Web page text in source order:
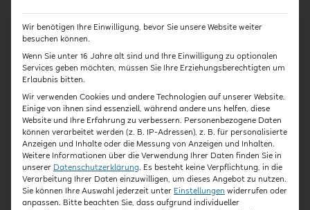
Die QiK Online-Akademie
feiert Geburtstag!
Heute feiern wir ein ganz besonderes Jubiläum! Vor
genau 5 Jahren, am 01.10.2019, sind wir mit unserer
Website und den ersten 16 Kursen online gegangen. […]
Wir benötigen Ihre Einwilligung, bevor Sie unsere Website weiter
besuchen können.
Wenn Sie unter 16 Jahre alt sind und Ihre Einwilligung zu optionalen
Services geben möchten, müssen Sie Ihre Erziehungsberechtigten um
Erlaubnis bitten.
Wir verwenden Cookies und andere Technologien auf unserer Website.
Einige von ihnen sind essenziell, während andere uns helfen, diese
Website und Ihre Erfahrung zu verbessern. Personenbezogene Daten
können verarbeitet werden (z. B. IP-Adressen), z. B. für personalisierte
Anzeigen und Inhalte oder die Messung von Anzeigen und Inhalten.
Weitere Informationen über die Verwendung Ihrer Daten finden Sie in
unserer Datenschutzerklärung. Es besteht keine Verpflichtung, in die
Verarbeitung Ihrer Daten einzuwilligen, um dieses Angebot zu nutzen.
Sie können Ihre Auswahl jederzeit unter Einstellungen widerrufen oder
anpassen. Bitte beachten Sie, dass aufgrund individueller